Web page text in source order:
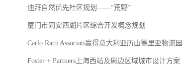
迪拜自然优先社区规划——“荒野”
厦门市同安西湖片区综合开发概念规划
Carlo Ratti Associati赢得意大利亚历山德里亚物流
Foster + Partners上海西站及周边区域城市设计方案